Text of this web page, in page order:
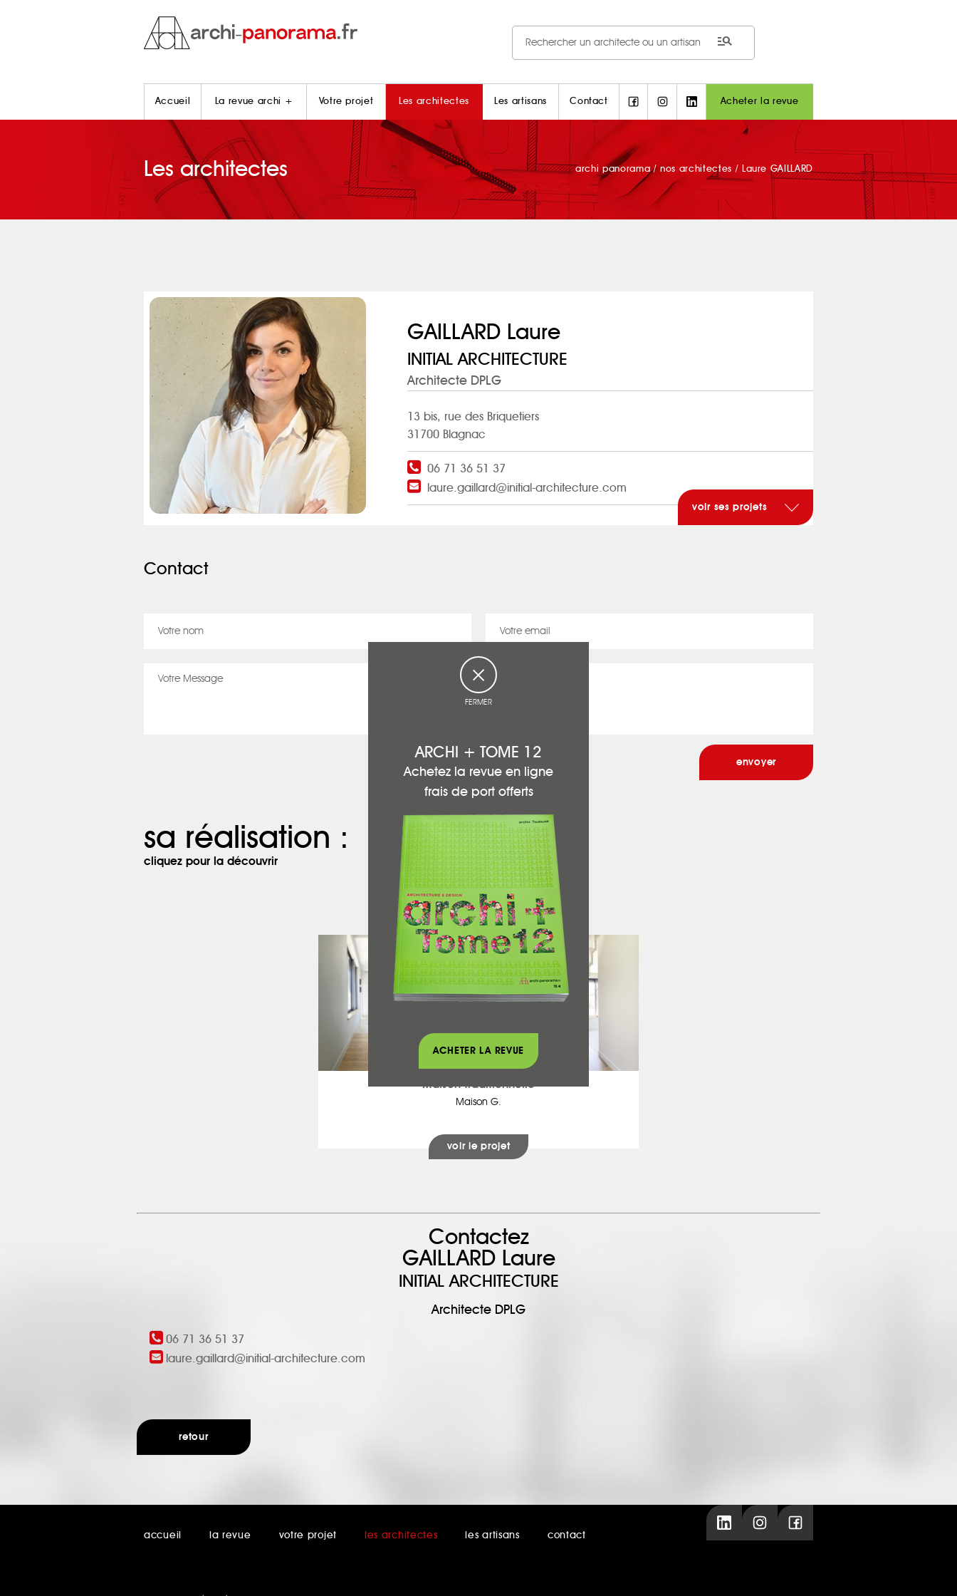
manage_search
Accueil La revue archi + Votre projet Les architectes Les artisans Contact Acheter la revue
Les architectes archi panorama /nos architectes / Laure GAILLARD
GAILLARD Laure
INITIAL ARCHITECTURE
Architecte DPLG
13 bis, rue des Briquetiers
31700 Blagnac
06 71 36 51 37
laure.gaillard@initial-architecture.com
voir ses projets
Contact
sa réalisation :
cliquez pour la découvrir
Maison traditionnelle
Maison G.
voir le projet
Contactez
GAILLARD Laure
INITIAL ARCHITECTURE
Architecte DPLG
06 71 36 51 37
laure.gaillard@initial-architecture.com
retour
accueil la revue votre projet les architectes les artisans contact
FERMER
ARCHI + TOME 12
Achetez la revue en ligne
frais de port offerts
ACHETER LA REVUE